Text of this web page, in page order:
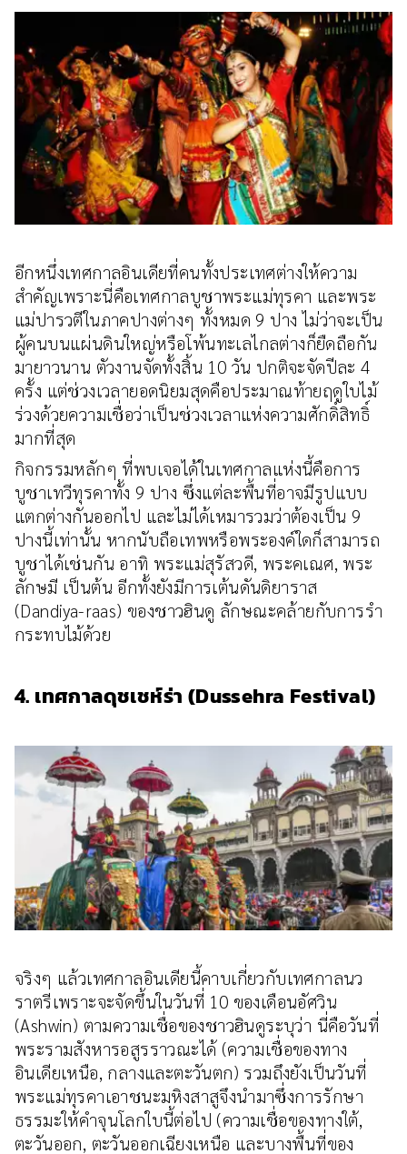
อีกหนึ่งเทศกาลอินเดียที่คนทั้งประเทศต่างให้ความ
สำคัญเพราะนี่คือเทศกาลบูชาพระแม่ทุรคา และพระ
แม่ปารวตีในภาคปางต่างๆ ทั้งหมด 9 ปาง ไม่ว่าจะเป็น
ผู้คนบนแผ่นดินใหญ่หรือโพ้นทะเลไกลต่างก็ยืดถือกัน
มายาวนาน ตัวงานจัดทั้งสิ้น 10 วัน ปกติจะจัดปีละ 4
ครั้ง แต่ช่วงเวลายอดนิยมสุดคือประมาณท้ายฤดูใบไม้
ร่วงด้วยความเชื่อว่าเป็นช่วงเวลาแห่งความศักดิ์สิทธิ์
มากที่สุด
กิจกรรมหลักๆ ที่พบเจอได้ในเทศกาลแห่งนี้คือการ
บูชาเทวีทุรคาทั้ง 9 ปาง ซึ่งแต่ละพื้นที่อาจมีรูปแบบ
แตกต่างกันออกไป และไม่ได้เหมารวมว่าต้องเป็น 9
ปางนี้เท่านั้น หากนับถือเทพหรือพระองค์ใดก็สามารถ
บูชาได้เช่นกัน อาทิ พระแม่สุรัสวดี, พระคเณศ, พระ
ลักษมี เป็นต้น อีกทั้งยังมีการเต้นดันดิยาราส
(Dandiya-raas) ของชาวฮินดู ลักษณะคล้ายกับการรำ
กระทบไม้ด้วย
4. เทศกาลดุชเชห์ร่า (Dussehra Festival)
จริงๆ แล้วเทศกาลอินเดียนี้คาบเกี่ยวกับเทศกาลนว
ราตรีเพราะจะจัดขึ้นในวันที่ 10 ของเดือนอัศวิน
(Ashwin) ตามความเชื่อของชาวฮินดูระบุว่า นี่คือวันที่
พระรามสังหารอสูรราวณะได้ (ความเชื่อของทาง
อินเดียเหนือ, กลางและตะวันตก) รวมถึงยังเป็นวันที่
พระแม่ทุรคาเอาชนะมหิงสาสูจึงนำมาซึ่งการรักษา
ธรรมะให้คำจุนโลกใบนี้ต่อไป (ความเชื่อของทางใต้,
ตะวันออก, ตะวันออกเฉียงเหนือ และบางพื้นที่ของ